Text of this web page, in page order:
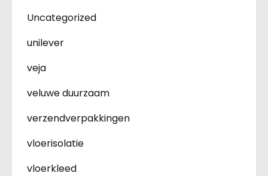
Uncategorized
unilever
veja
veluwe duurzaam
verzendverpakkingen
vloerisolatie
vloerkleed